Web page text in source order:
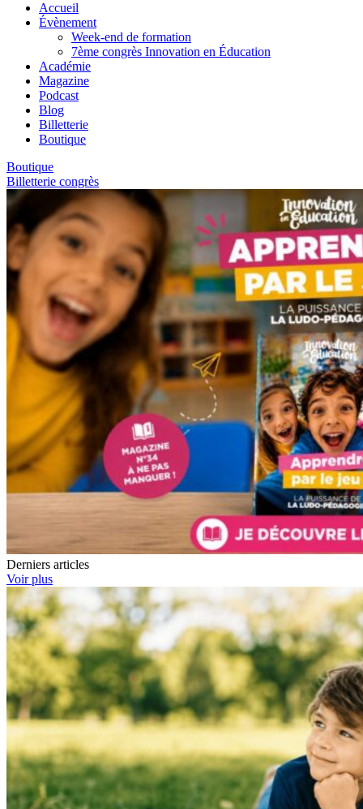
Accueil
Évènement
Week-end de formation
7ème congrès Innovation en Éducation
Académie
Magazine
Podcast
Blog
Billetterie
Boutique
Boutique
Billetterie congrès
Derniers articles
Voir plus